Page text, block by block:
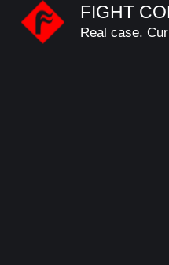
FIGHT
Real case.